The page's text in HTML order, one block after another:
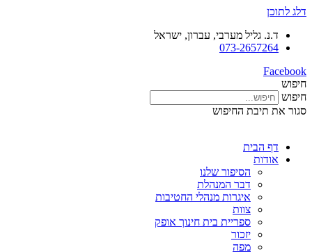
דלג לתוכן
ד.נ. גליל מערבי, עברון, ישראל
073-2657264
Facebook
חיפוש
חיפוש
סגור את תיבת החיפוש
דף הבית
אודות
הסיפור שלנו
דבר המנהלת
איגרות מנהלי החטיבות
צוות
ספריית בית חינוך אופק
יזכור
מפה